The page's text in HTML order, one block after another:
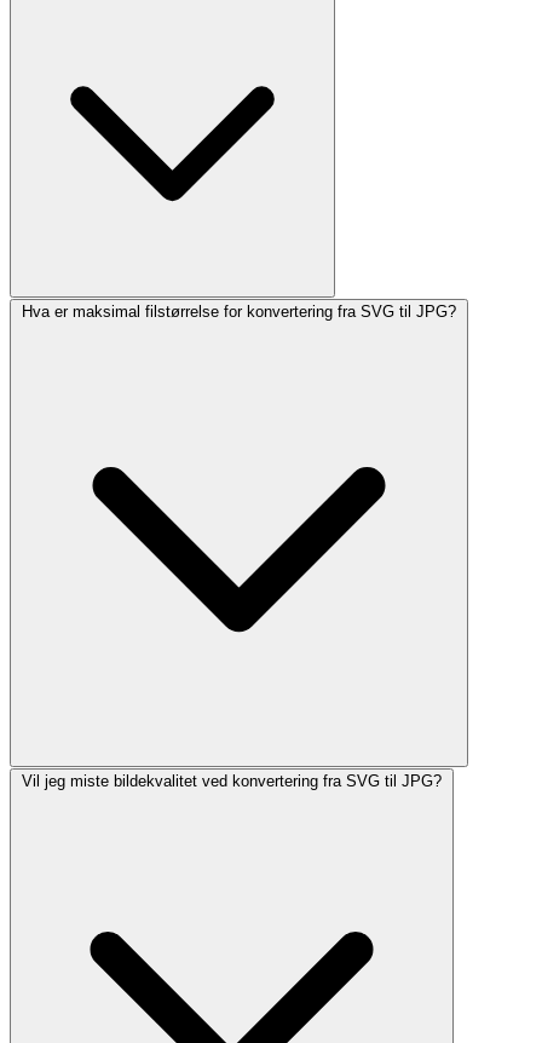
Hva er maksimal filstørrelse for konvertering fra SVG til JPG?
Vil jeg miste bildekvalitet ved konvertering fra SVG til JPG?